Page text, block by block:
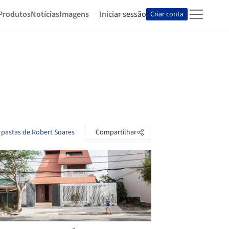
NotíciasImagens Iniciar sessão Criar conta
de Robert Soares Compartilhar